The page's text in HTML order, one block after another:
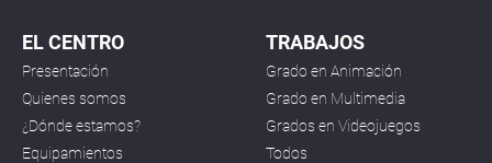
EL CENTRO
Presentación
Quienes somos
¿Dónde estamos?
Equipamientos
TRABAJOS
Grado en Animación
Grado en Multimedia
Grados en Videojuegos
Todos